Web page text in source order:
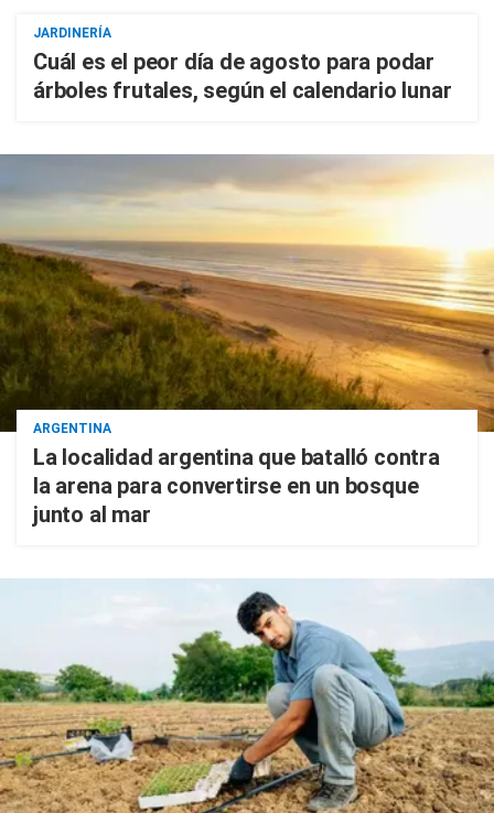
JARDINERÍA
Cuál es el peor día de agosto para podar
árboles frutales, según el calendario lunar
ARGENTINA
La localidad argentina que batalló contra
la arena para convertirse en un bosque
junto al mar